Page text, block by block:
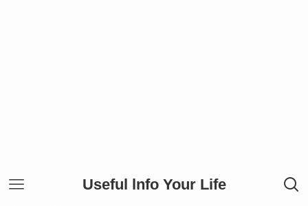
Useful lnfo Your Life